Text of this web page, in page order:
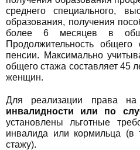
среднего специального,
образования, получения
более 6 месяцев в
Продолжительность
пенсии. Максимально
общего стажа составляет 45
женщин.
Для реализации права
инвалидности или по
установлены льготные
инвалида или кормильца (в
стажу).